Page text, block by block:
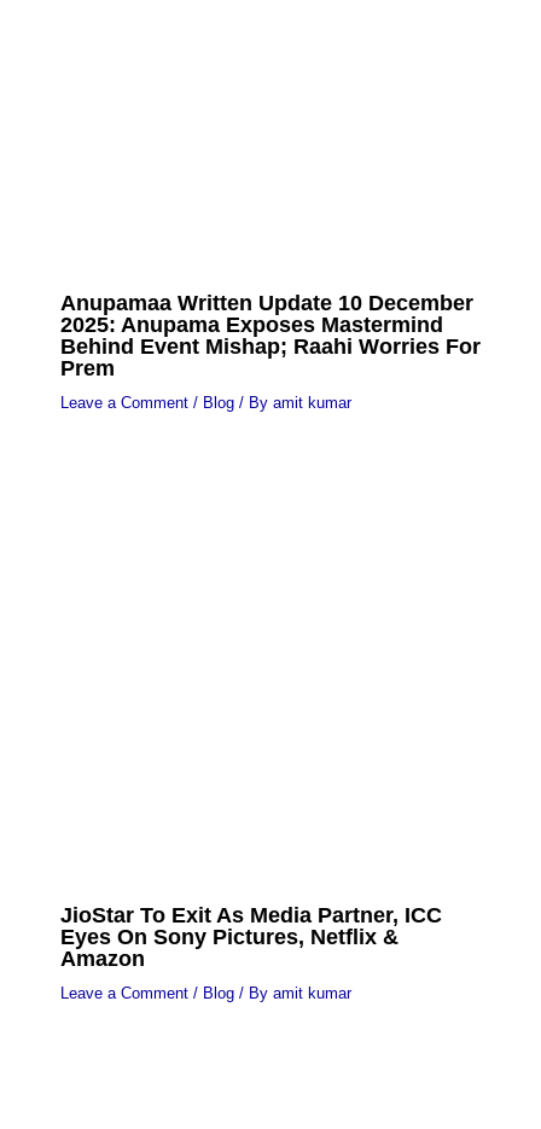
Anupamaa Written Update 10 December
2025: Anupama Exposes Mastermind
Behind Event Mishap; Raahi Worries For
Prem
Leave a Comment / Blog/ By amit kumar
JioStar To Exit As Media Partner, ICC
Eyes On Sony Pictures, Netflix &
Amazon
Leave a Comment / Blog/ By amit kumar